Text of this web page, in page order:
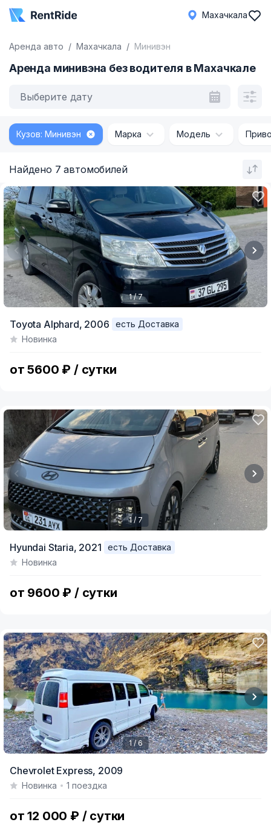
Махачкала
Аренда авто Махачкала Минивэн
Аренда минивэна без водителя в Махачкале
Выберите дату
Кузов: Минивэн Марка Модель
Найдено 7 автомобилей
of
1 / 7
Toyota Alphard, 2006
есть Доставка
Новинка
от 5600 ₽ / сутки
of
1 / 7
Hyundai Staria, 2021
есть Доставка
Новинка
от 9600 ₽ / сутки
of
1 / 6
Chevrolet Express, 2009
Новинка 1 поездка
от 12 000 ₽ / сутки